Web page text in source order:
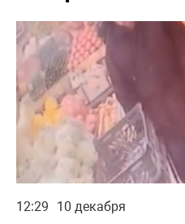
12:29 10 декабря